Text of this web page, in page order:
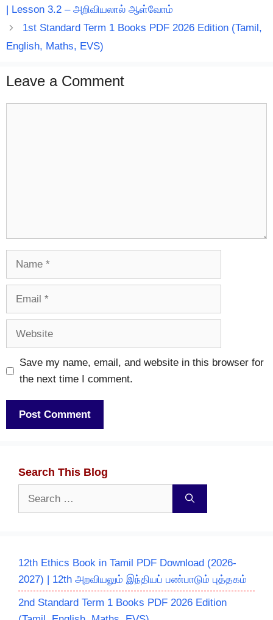
| Lesson 3.2 – அறிவியலால் ஆள்வோம்
1st Standard Term 1 Books PDF 2026 Edition (Tamil,
English, Maths, EVS)
Leave a Comment
Name
Email
Website
Save my name, email, and website in this browser for
the next time I comment.
Search This Blog
12th Ethics Book in Tamil PDF Download (2026-
2027) | 12th அறவியலும் இந்தியப் பண்பாடும் புத்தகம்
2nd Standard Term 1 Books PDF 2026 Edition